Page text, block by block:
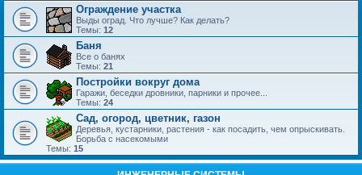
Ограждение участка
Выды оград. Что лучше? Как делать?
Темы: 12
Баня
Все о банях
Темы: 21
Постройки вокруг дома
Гаражи, беседки дровники, парники и прочее...
Темы: 24
Сад, огород, цветник, газон
Деревья, кустарники, растения - как посадить, чем опрыскивать.
Борьба с насекомыми
Темы: 15